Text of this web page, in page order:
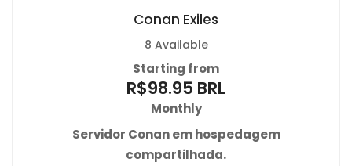
Conan Exiles
8 Available
Starting from
R$98.95 BRL
Monthly
Servidor Conan em hospedagem
compartilhada.